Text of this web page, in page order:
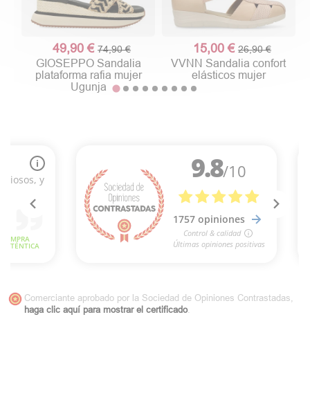
49,90 €74,90 €
GIOSEPPO Sandalia
plataforma rafia mujer
Ugunja
15,00 € 26,90 €
VVNN Sandalia confort
elásticos mujer
Comerciante aprobado por la Sociedad de Opiniones Contrastadas,
haga clic aquí para mostrar el certificado.